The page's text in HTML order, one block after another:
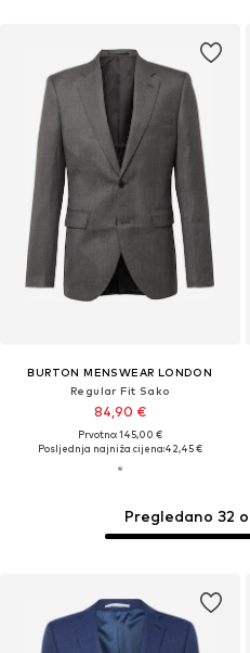
BURTON MENSWEAR LONDON
Regular Fit Sako
84,90 €
Prvotno: 145,00 €
Posljednja najniža cijena:42,45 €
Pregledano 32